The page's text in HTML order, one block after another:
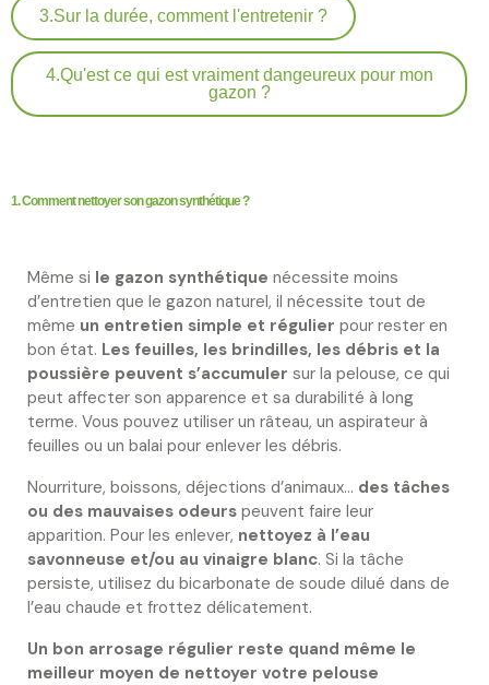
3.Sur la durée, comment l'entretenir ?
4.Qu'est ce qui est vraiment dangeureux pour mon
gazon ?
1. Comment nettoyer son gazon synthétique ?
Même si le gazon synthétique nécessite moins
d’entretien que le gazon naturel, il nécessite tout de
même un entretien simple et régulier pour rester en
bon état. Les feuilles, les brindilles, les débris et la
poussière peuvent s’accumuler sur la pelouse, ce qui
peut affecter son apparence et sa durabilité à long
terme. Vous pouvez utiliser un râteau, un aspirateur à
feuilles ou un balai pour enlever les débris.
Nourriture, boissons, déjections d’animaux… des tâches
ou des mauvaises odeurs peuvent faire leur
apparition. Pour les enlever, nettoyez à l’eau
savonneuse et/ou au vinaigre blanc. Si la tâche
persiste, utilisez du bicarbonate de soude dilué dans de
l’eau chaude et frottez délicatement.
Un bon arrosage régulier reste quand même le
meilleur moyen de nettoyer votre pelouse